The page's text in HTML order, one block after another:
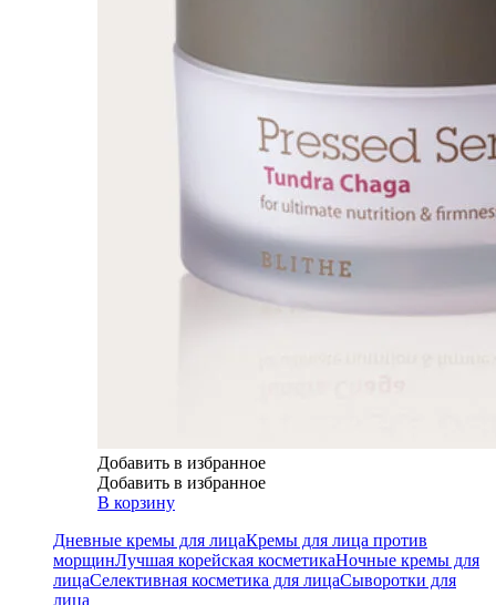
Добавить в избранное
Добавить в избранное
В корзину
Дневные кремы для лицаКремы для лица против
морщинЛучшая корейская косметикаНочные кремы для
лицаСелективная косметика для лицаСыворотки для
лица